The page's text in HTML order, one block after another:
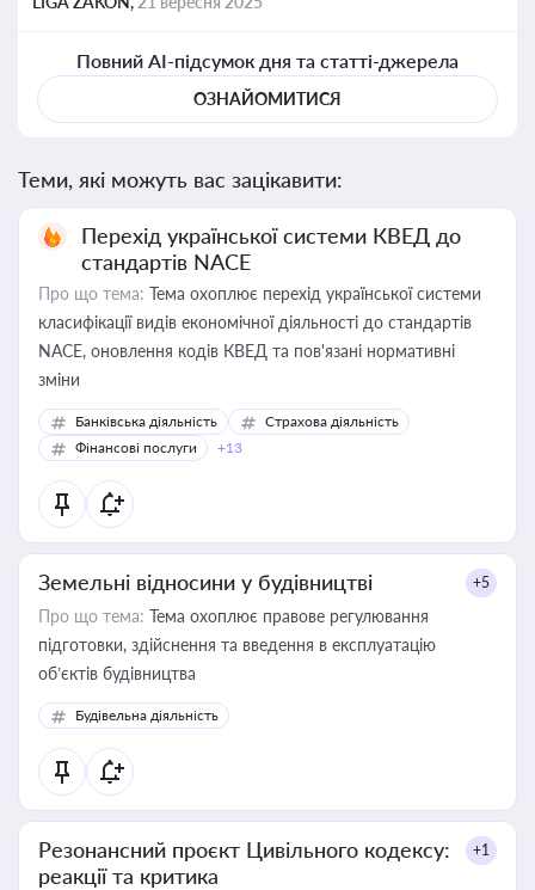
Повний AI-підсумок дня та статті-джерела
ОЗНАЙОМИТИСЯ
Теми, які можуть вас зацікавити:
Перехід української системи КВЕД до
стандартів NACE
Про що тема: Тема охоплює перехід української системи
класифікації видів економічної діяльності до стандартів
NACE, оновлення кодів КВЕД та пов'язані нормативні
зміни
Банківська діяльність
Страхова діяльність
Фінансові послуги
+13
Земельні відносини у будівництві +5
Про що тема: Тема охоплює правове регулювання
підготовки, здійснення та введення в експлуатацію
об’єктів будівництва
Будівельна діяльність
Резонансний проєкт Цивільного кодексу:
реакції та критика
+1